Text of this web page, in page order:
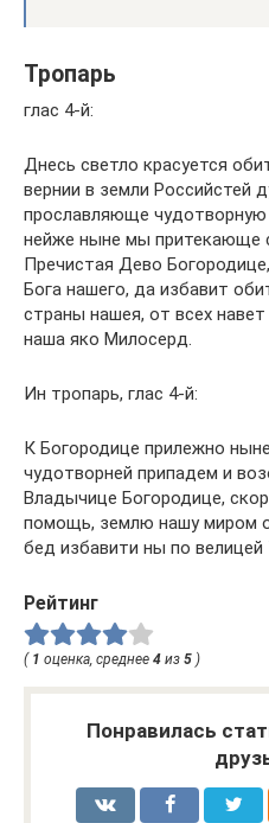
Тропарь
глас 4-й:
Днесь светло красуется
вернии в земли Российстей
прославляюще
нейже ныне мы притекающе
Пречистая Дево
Бога нашего, да избавит
страны нашея, от всех
наша яко Милосерд.
Ин тропарь, глас 4-й:
К Богородице прилежно
чудотворней припадем и
Владычице Богородице,
помощь, землю нашу миром
бед избавити ны по велицей
Рейтинг
( 1 оценка, среднее 4 из 5 )
Понравилась